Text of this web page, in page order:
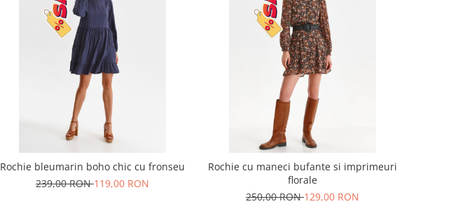
Rochie bleumarin boho chic cu fronseu
239,00 RON119,00 RON
Rochie cu maneci bufante si imprimeuri
florale
250,00 RON129,00 RON